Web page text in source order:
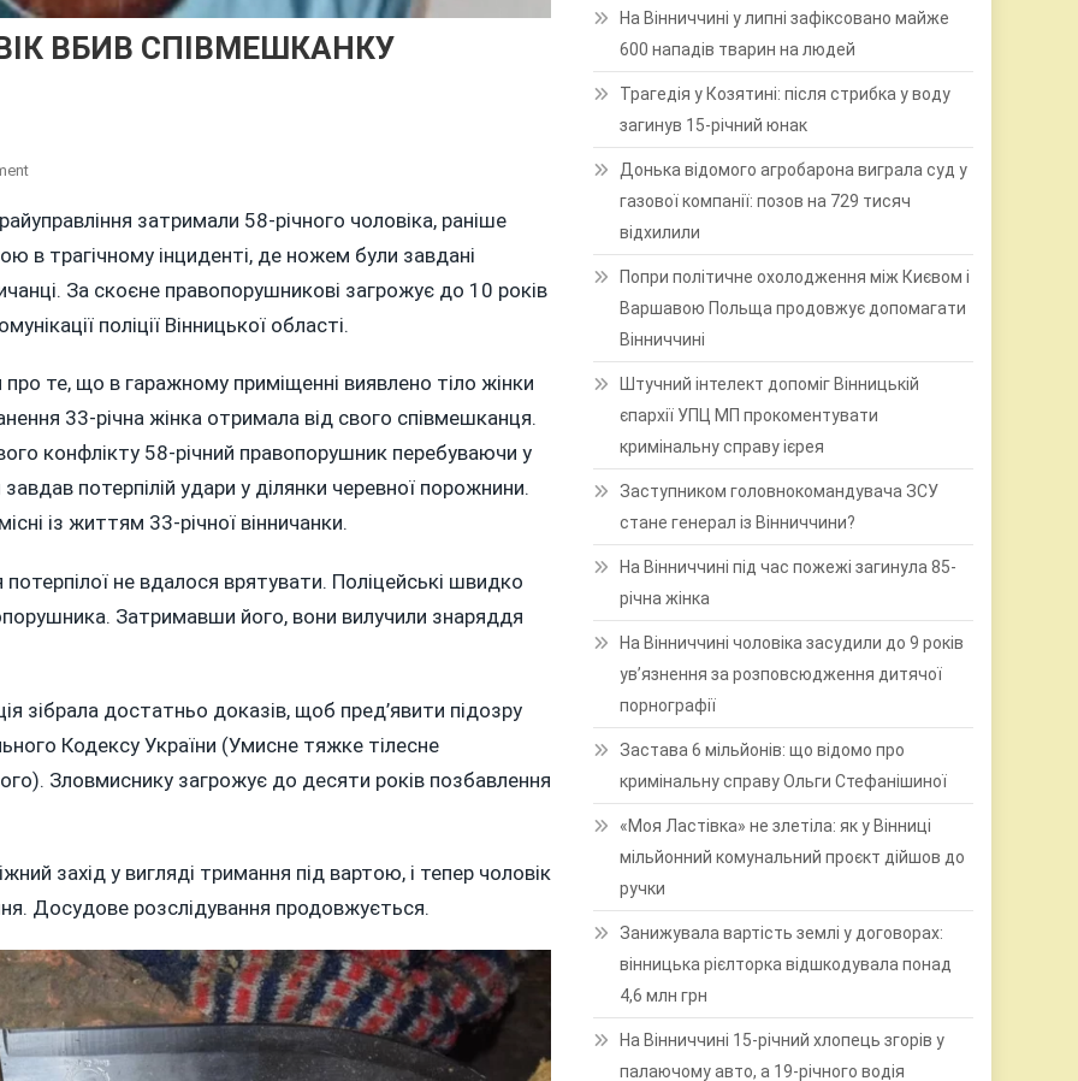
ВБИВ СПІВМЕШКАНКУ
On
ВІННИЦІ
58-
РІЧНИЙ
ВБИВ
КУХОННИМ
НОЖЕМ
затримали 58-річного чоловіка, раніше
в трагічному інциденті, де ножем були завдані
За скоєне правопорушникові загрожує до 10 років
поліції Вінницької області.
те, що в гаражному приміщенні виявлено тіло жінки
33-річна жінка отримала від свого співмешканця.
конфлікту 58-річний правопорушник перебуваючи у
потерпілій удари у ділянки черевної порожнини.
із життям 33-річної вінничанки.
не вдалося врятувати. Поліцейські швидко
Затримавши його, вони вилучили знаряддя
зібрала достатньо доказів, щоб пред’явити підозру
Кодексу України (Умисне тяжке тілесне
Зловмиснику загрожує до десяти років позбавлення
захід у вигляді тримання під вартою, і тепер чоловік
Досудове розслідування продовжується.
На Вінниччині у липні зафіксовано майже
600 нападів тварин на людей
Трагедія у Козятині: після стрибка у воду
загинув 15-річний юнак
Донька відомого агробарона виграла суд у
газової компанії: позов на 729 тисяч
відхилили
Попри політичне охолодження між Києвом і
Варшавою Польща продовжує допомагати
Вінниччині
Штучний інтелект допоміг Вінницькій
єпархії УПЦ МП прокоментувати
кримінальну справу ієрея
Заступником головнокомандувача ЗСУ
стане генерал із Вінниччини?
На Вінниччині під час пожежі загинула 85-
річна жінка
На Вінниччині чоловіка засудили до 9 років
ув’язнення за розповсюдження дитячої
порнографії
Застава 6 мільйонів: що відомо про
кримінальну справу Ольги Стефанішиної
«Моя Ластівка» не злетіла: як у Вінниці
мільйонний комунальний проєкт дійшов до
ручки
Занижувала вартість землі у договорах:
вінницька рієлторка відшкодувала понад
4,6 млн грн
На Вінниччині 15-річний хлопець згорів у
палаючому авто, а 19-річного водія